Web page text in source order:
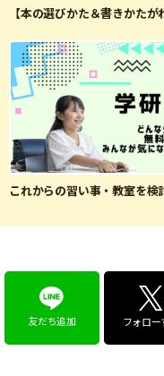
【本の選びかた＆書きかた
これからの習い事・教室を検
友だち追加 フォロー